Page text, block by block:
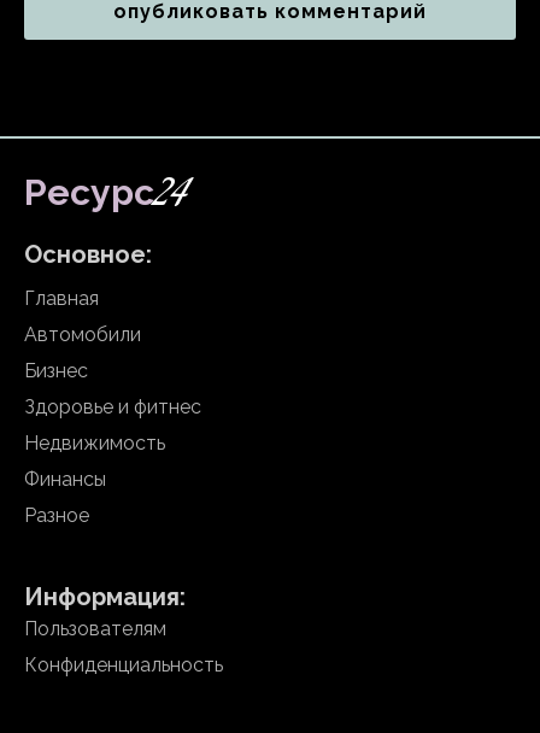
Ресурс24
Основное:
Главная
Автомобили
Бизнес
Здоровье и фитнес
Недвижимость
Финансы
Разное
Информация:
Пользователям
Конфиденциальность